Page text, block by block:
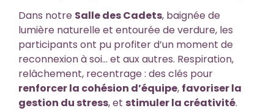
Dans notre Salle des Cadets, baignée de
lumière naturelle et entourée de verdure, les
participants ont pu profiter d’un moment de
reconnexion à soi… et aux autres. Respiration,
relâchement, recentrage : des clés pour
renforcer la cohésion d’équipe, favoriser la
gestion du stress, et stimuler la créativité.